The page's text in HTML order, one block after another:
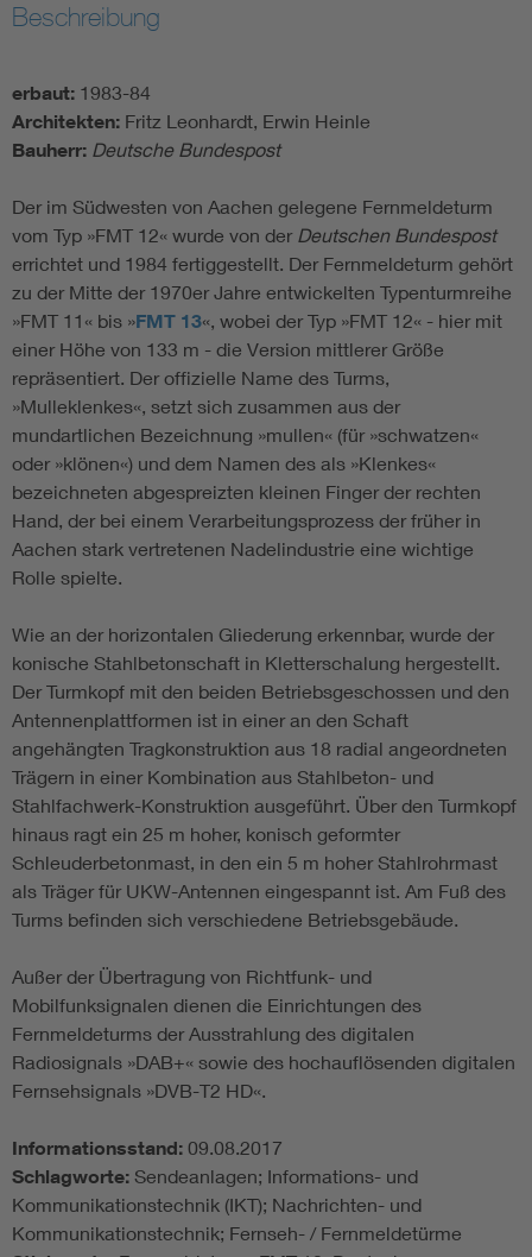
Beschreibung
erbaut: 1983-84
Architekten: Fritz Leonhardt, Erwin Heinle
Bauherr: Deutsche Bundespost
Der im Südwesten von Aachen gelegene Fernmeldeturm
vom Typ »FMT 12« wurde von der Deutschen Bundespost
errichtet und 1984 fertiggestellt. Der Fernmeldeturm gehört
zu der Mitte der 1970er Jahre entwickelten Typenturmreihe
»FMT 11« bis »FMT 13«, wobei der Typ »FMT 12« - hier mit
einer Höhe von 133 m - die Version mittlerer Größe
repräsentiert. Der offizielle Name des Turms,
»Mulleklenkes«, setzt sich zusammen aus der
mundartlichen Bezeichnung »mullen« (für »schwatzen«
oder »klönen«) und dem Namen des als »Klenkes«
bezeichneten abgespreizten kleinen Finger der rechten
Hand, der bei einem Verarbeitungsprozess der früher in
Aachen stark vertretenen Nadelindustrie eine wichtige
Rolle spielte.
Wie an der horizontalen Gliederung erkennbar, wurde der
konische Stahlbetonschaft in Kletterschalung hergestellt.
Der Turmkopf mit den beiden Betriebsgeschossen und den
Antennenplattformen ist in einer an den Schaft
angehängten Tragkonstruktion aus 18 radial angeordneten
Trägern in einer Kombination aus Stahlbeton- und
Stahlfachwerk-Konstruktion ausgeführt. Über den Turmkopf
hinaus ragt ein 25 m hoher, konisch geformter
Schleuderbetonmast, in den ein 5 m hoher Stahlrohrmast
als Träger für UKW-Antennen eingespannt ist. Am Fuß des
Turms befinden sich verschiedene Betriebsgebäude.
Außer der Übertragung von Richtfunk- und
Mobilfunksignalen dienen die Einrichtungen des
Fernmeldeturms der Ausstrahlung des digitalen
Radiosignals »DAB+« sowie des hochauflösenden digitalen
Fernsehsignals »DVB-T2 HD«.
Informationsstand: 09.08.2017
Schlagworte: Sendeanlagen; Informations- und
Kommunikationstechnik (IKT); Nachrichten- und
Kommunikationstechnik; Fernseh- / Fernmeldetürme